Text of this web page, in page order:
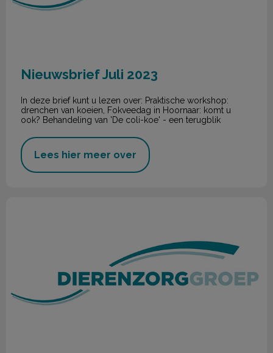
Nieuwsbrief Juli 2023
In deze brief kunt u lezen over: Praktische workshop:
drenchen van koeien, Fokveedag in Hoornaar: komt u
ook? Behandeling van 'De coli-koe' - een terugblik
Lees hier meer over